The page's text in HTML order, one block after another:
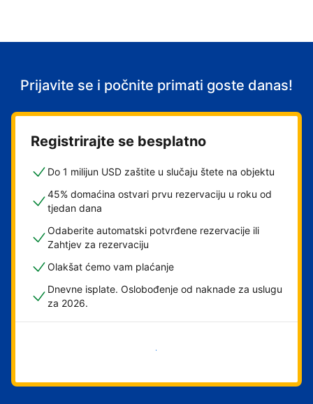
Prijavite se i počnite primati goste danas!
Registrirajte se besplatno
Do 1 milijun USD zaštite u slučaju štete na objektu
45% domaćina ostvari prvu rezervaciju u roku od
tjedan dana
Odaberite automatski potvrđene rezervacije ili
Zahtjev za rezervaciju
Olakšat ćemo vam plaćanje
Dnevne isplate. Oslobođenje od naknade za uslugu
za 2026.
Započni odmah